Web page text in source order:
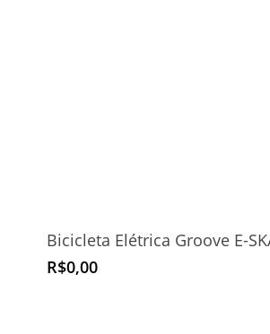
Bicicleta Elétrica Groove E-
R$0,00